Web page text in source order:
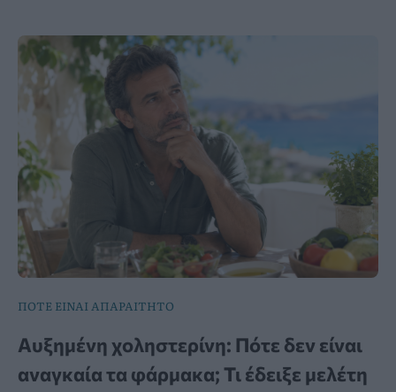
ΠΟΤΕ ΕΙΝΑΙ ΑΠΑΡΑΙΤΗΤΟ
Αυξημένη χοληστερίνη: Πότε δεν είναι
αναγκαία τα φάρμακα; Τι έδειξε μελέτη